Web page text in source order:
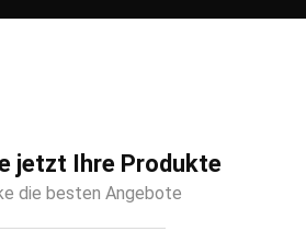
jetzt Ihre Produkte
die besten Angebote